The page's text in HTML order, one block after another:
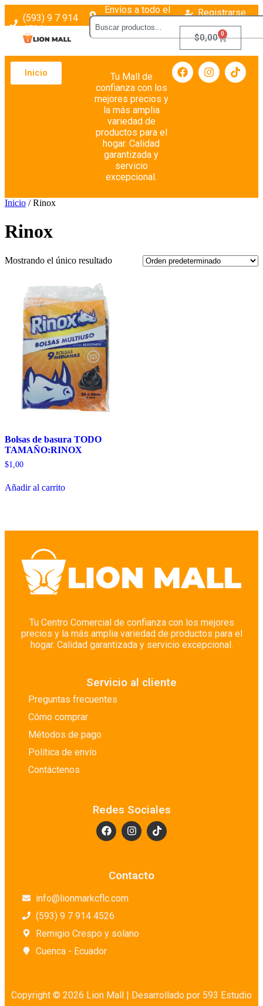
(593) 9 7 914
4526
Envíos a todo el
Registrarse
Login
$0,00 0
Inicio
Tu Mall de
confianza con los
mejores precios y
la más amplia
variedad de
productos para el
hogar. Calidad
garantizada y
servicio
excepcional.
Inicio / Rinox
Rinox
Mostrando el único resultado
Bolsas de basura TODO
TAMAÑO:RINOX
$1,00
Añadir al carrito
Tu Centro Comercial de confianza con los mejores
precios y la más amplia variedad de productos para el
hogar. Calidad garantizada y servicio excepcional.
Servicio al cliente
Preguntas frecuentes
Cómo comprar
Métodos de pago
Política de envío
Contáctenos
Redes Sociales
Contacto
info@lionmarkcflc.com
(593) 9 7 914 4526
Remigio Crespo y solano
Cuenca - Ecuador
Copyright © 2026 Lion Mall | Desarrollado por 593 Estudio